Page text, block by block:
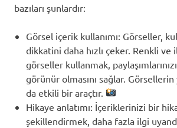
bazıları şunlardır:
Görsel içerik kullanımı: Görseller,
dikkatini daha hızlı çeker. Renkli ve
görseller kullanmak,
görünür olmasını sağlar. Görsellerin
da etkili bir araçtır.
Hikaye anlatımı: İçeriklerinizi bir
şekillendirmek, daha fazla ilgi